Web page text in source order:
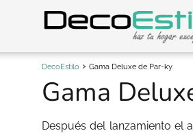
DecoEstilo Gama Deluxe de Par-ky
Gama
Después del lanzamiento el